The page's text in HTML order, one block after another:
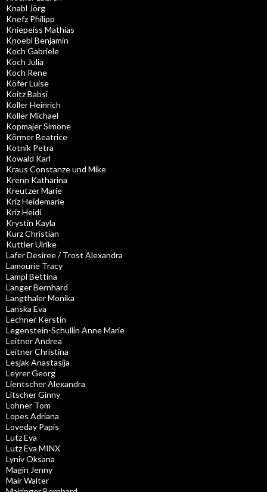
Knabl Jörg
Knefz Philipp
Kniepeiss Mathias
Knoebl Benjamin
Koch Gabriele
Koch Julia
Koch Rene
Köfer Luise
Koitz Babsi
Koller Heinrich
Koller Michael
Kopmajer Simone
Körmer Beatrice
Kotnik Petra
Kowald Karl
Kraus Constanze und Mike
Krenn Katharina
Kreutzer Marie
Kriz Heidemarie
Kriz Heidi
Krystin Kayla
Kurz Christian
Kuttler Ulrike
Lafer Desiree / Trost Alexandra
Lamourie Tracy
Lampl Bettina
Langer Bernhard
Langthaler Monika
Lanska Eva
Lechner Kerstin
Legenstein-Schullin Anne Marie
Leitner Andrea
Leitner Christina
Lesjak Anastasija
Leyrer Georg
Lientscher Alexandra
Litscher Ginny
Lohner Tom
Lopes Adriana
Loveday Papis
Lutz Eva
Lutz Eva MINX
Lyniv Oksana
Magin Jenny
Mair Walter